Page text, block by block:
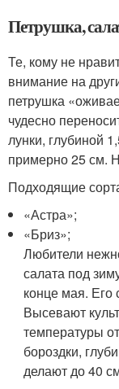
Петрушка,
Те, кому не
внимание на
петрушка
чудесно
лунки, глубиной
примерно 25 см.
Подходящие
«Астра»;
«Бриз»;
Любители
салата под
конце мая. Его
Высевают
температуры
бороздки,
делают до 40